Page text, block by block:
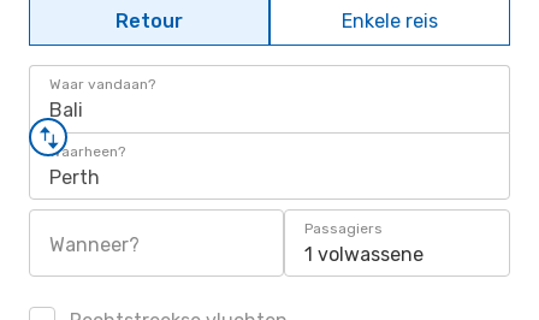
Retour Enkele reis
Waar vandaan?
Bali
Waarheen?
Perth
Wanneer?
Passagiers
1 volwassene